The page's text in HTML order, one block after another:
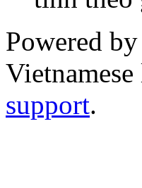
Powered by
support.